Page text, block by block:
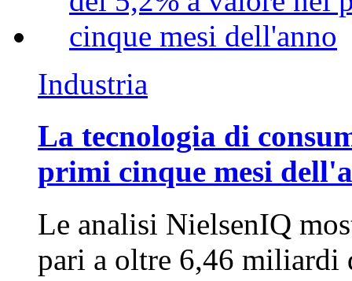
Industria
La tecnologia di
primi cinque mesi
Le analisi NielsenIQ
pari a oltre 6,46